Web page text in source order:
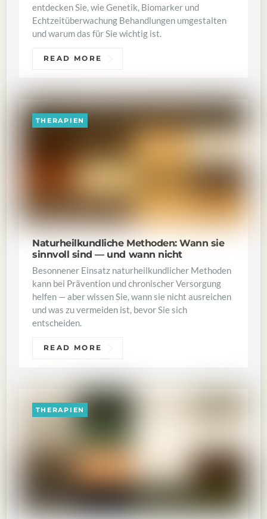
entdecken Sie, wie Genetik, Biomarker und
Echtzeitüberwachung Behandlungen umgestalten
und warum das für Sie wichtig ist.
READ MORE
Naturheilkundliche Methoden: Wann sie
sinnvoll sind — und wann nicht
THERAPIEN
Besonnener Einsatz naturheilkundlicher Methoden
kann bei Prävention und chronischer Versorgung
helfen — aber wissen Sie, wann sie nicht ausreichen
und was zu vermeiden ist, bevor Sie sich
entscheiden.
READ MORE
THERAPIEN